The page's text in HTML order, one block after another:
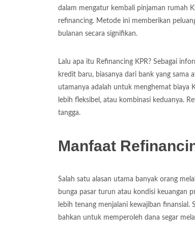
dalam mengatur kembali pinjaman rumah
refinancing. Metode ini memberikan
bulanan secara signifikan.
Lalu apa itu Refinancing KPR? Sebagai
kredit baru, biasanya dari bank yang sama
utamanya adalah untuk menghemat biaya
lebih fleksibel, atau kombinasi keduanya.
tangga.
Manfaat
Salah satu alasan utama banyak orang
bunga pasar turun atau kondisi keuangan
lebih tenang menjalani kewajiban
bahkan untuk memperoleh dana segar